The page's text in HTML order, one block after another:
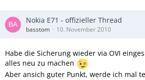
Nokia E71 - offizieller Thread
basstom 10. November 2010
Habe die Sicherung wieder via OVI
alles neu zu machen
Aber ansich guter Punkt, werde ich mal